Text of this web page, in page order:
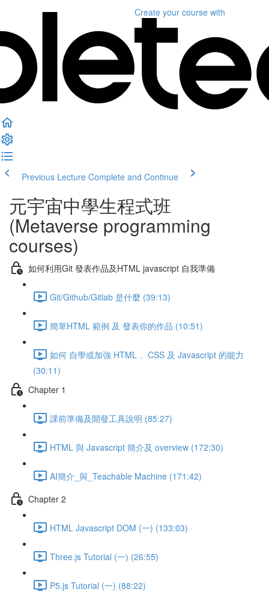
Create your course with
Previous Lecture Complete and Continue
元宇宙中學生程式班
(Metaverse programming
courses)
如何利用Git 發表作品及HTML javascript 自我準備
Git/Github/Gitlab 是什麼 (39:13)
簡單HTML 範例 及 發表你的作品 (10:51)
如何 自學或加強 HTML 、CSS 及 Javascript 的能力
(30:11)
Chapter 1
課前準備及開發工具說明 (85:27)
HTML 與 Javascript 簡介及 overview (172:30)
AI簡介_與_Teachable Machine (171:42)
Chapter 2
HTML Javascript DOM (一) (133:03)
Three.js Tutorial (一) (26:55)
P5.js Tutorial (一) (88:22)